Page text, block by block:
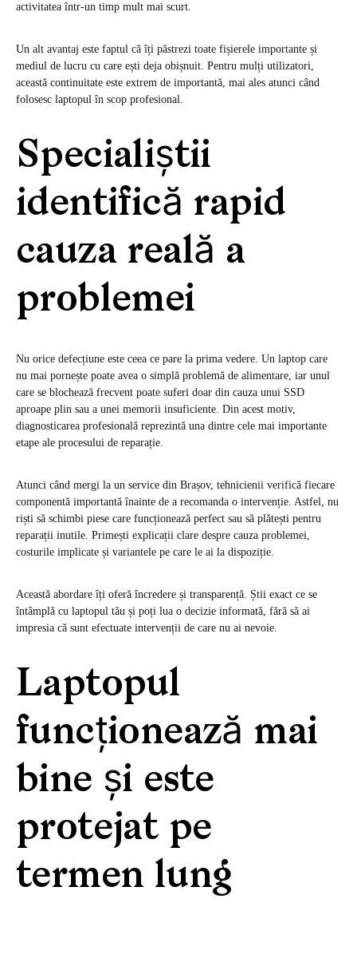
activitatea într-un timp mult mai scurt.
Un alt avantaj este faptul că îți păstrezi toate fișierele importante și
mediul de lucru cu care ești deja obișnuit. Pentru mulți utilizatori,
această continuitate este extrem de importantă, mai ales atunci când
folosesc laptopul în scop profesional.
Specialiștii
identifică rapid
cauza reală a
problemei
Nu orice defecțiune este ceea ce pare la prima vedere. Un laptop care
nu mai pornește poate avea o simplă problemă de alimentare, iar unul
care se blochează frecvent poate suferi doar din cauza unui SSD
aproape plin sau a unei memorii insuficiente. Din acest motiv,
diagnosticarea profesională reprezintă una dintre cele mai importante
etape ale procesului de reparație.
Atunci când mergi la un service din Brașov, tehnicienii verifică fiecare
componentă importantă înainte de a recomanda o intervenție. Astfel, nu
riști să schimbi piese care funcționează perfect sau să plătești pentru
reparații inutile. Primești explicații clare despre cauza problemei,
costurile implicate și variantele pe care le ai la dispoziție.
Această abordare îți oferă încredere și transparență. Știi exact ce se
întâmplă cu laptopul tău și poți lua o decizie informată, fără să ai
impresia că sunt efectuate intervenții de care nu ai nevoie.
Laptopul
funcționează mai
bine și este
protejat pe
termen lung